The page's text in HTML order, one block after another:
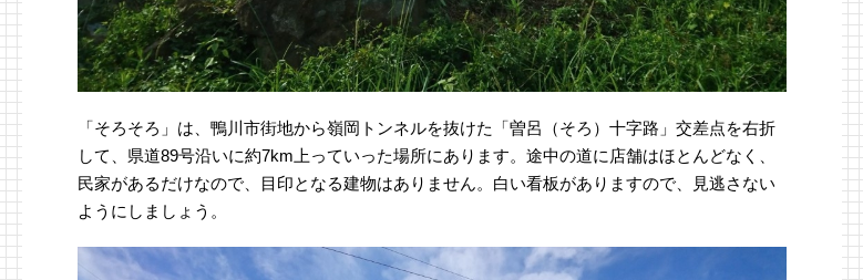
「そろそろ」は、鴨川市街地から嶺岡トンネルを抜けた「曽呂（そろ）十字路」交差点を右折
して、県道89号沿いに約7km上っていった場所にあります。途中の道に店舗はほとんどなく、
民家があるだけなので、目印となる建物はありません。白い看板がありますので、見逃さない
ようにしましょう。